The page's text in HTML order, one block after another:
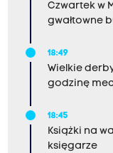
Czwartek w
gwałtowne
18:49
Wielkie
godzinę
18:45
Książki na
księgarze